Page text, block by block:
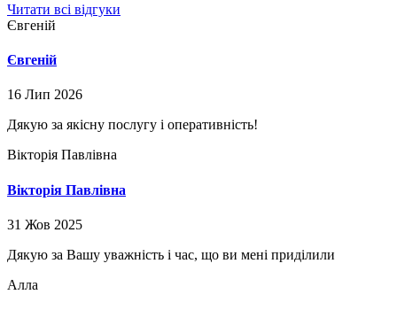
Читати всі відгуки
Євгеній
Євгеній
16 Лип 2026
Дякую за якісну послугу і оперативність!
Вікторія Павлівна
Вікторія Павлівна
31 Жов 2025
Дякую за Вашу уважність і час, що ви мені приділили
Алла